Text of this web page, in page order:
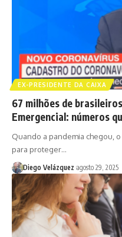
EX-PRESIDENTE DA CAIXA
67 milhões de
Emergencial: números
Quando a pandemia chegou,
para proteger…
Diego Velázquez agosto 29, 2025